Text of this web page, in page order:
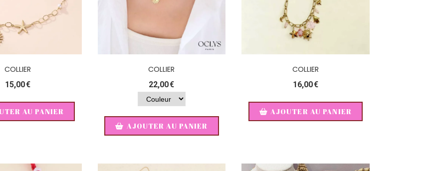
COLLIER
15,00€
AU PANIER
COLLIER
22,00€
AJOUTER AU PANIER
COLLIER
16,00€
AJOUTER AU PANIER